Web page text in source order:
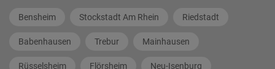
Bensheim Stockstadt Am Rhein Riedstadt
Babenhausen Trebur Mainhausen
Rüsselsheim Flörsheim Neu-Isenburg